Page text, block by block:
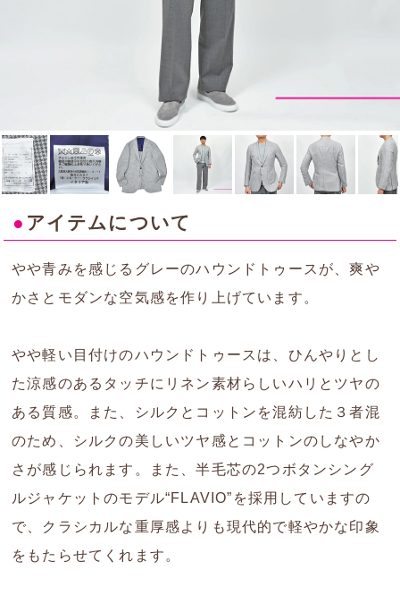
● アイテムについて
やや青みを感じるグレーのハウンドトゥースが、爽や
かさとモダンな空気感を作り上げています。
やや軽い目付けのハウンドトゥースは、ひんやりとし
た涼感のあるタッチにリネン素材らしいハリとツヤの
ある質感。また、シルクとコットンを混紡した３者混
のため、シルクの美しいツヤ感とコットンのしなやか
さが感じられます。また、半毛芯の2つボタンシング
ルジャケットのモデル“FLAVIO”を採用していますの
で、クラシカルな重厚感よりも現代的で軽やかな印象
をもたらせてくれます。